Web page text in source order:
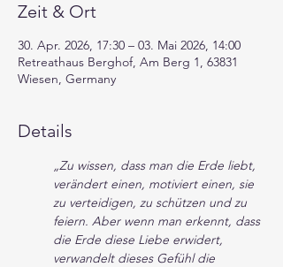
Zeit & Ort
30. Apr. 2026, 17:30 – 03. Mai 2026, 14:00
Retreathaus Berghof, Am Berg 1, 63831
Wiesen, Germany
Details
„Zu wissen, dass man die Erde liebt,
verändert einen, motiviert einen, sie
zu verteidigen, zu schützen und zu
feiern. Aber wenn man erkennt, dass
die Erde diese Liebe erwidert,
verwandelt dieses Gefühl die